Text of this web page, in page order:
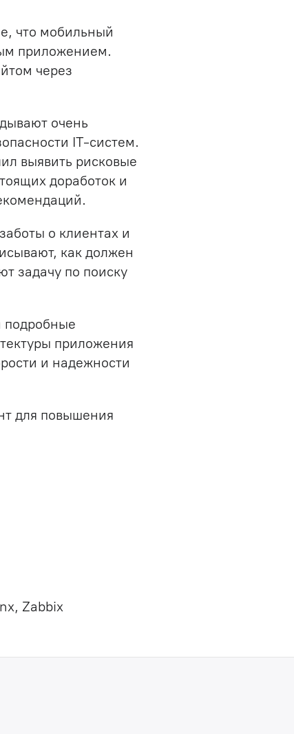
что мобильный
приложением.
через
очень
IT-систем.
выявить рисковые
доработок и
о клиентах и
как должен
задачу по поиску
подробные
приложения
и надежности
для повышения
Zabbix